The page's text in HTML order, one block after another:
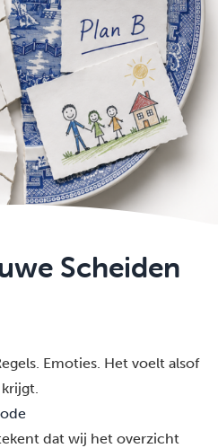
Scheiden
Emoties. Het voelt alsof
dat wij het overzicht